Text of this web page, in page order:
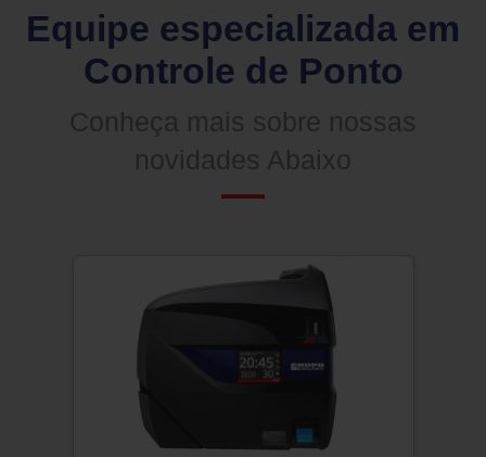
Equipe especializada em
Controle de Ponto
Conheça mais sobre nossas
novidades Abaixo